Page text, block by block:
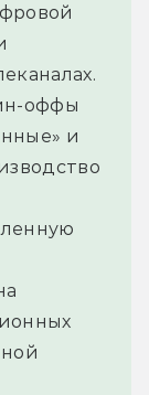
оффы
и